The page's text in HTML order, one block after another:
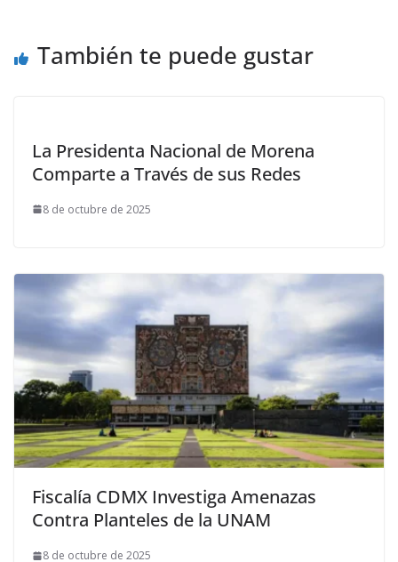
También te puede gustar
La Presidenta Nacional de Morena
Comparte a Través de sus Redes
8 de octubre de 2025
Fiscalía CDMX Investiga Amenazas
Contra Planteles de la UNAM
8 de octubre de 2025